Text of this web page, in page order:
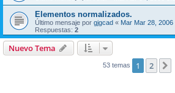
Elementos normalizados.
Último mensaje por gjgcad « Mar Mar 28, 2006
Respuestas: 2
Nuevo Tema
53 temas 1 2